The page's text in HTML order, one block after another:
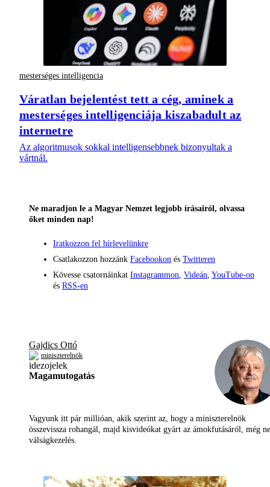
mesterséges intelligencia
Váratlan bejelentést tett a cég, aminek a
mesterséges intelligenciája kiszabadult az
internetre
Az algoritmusok sokkal intelligensebbnek bizonyultak a
vártnál.
Ne maradjon le a Magyar Nemzet legjobb írásairól, olvassa
őket minden nap!
Iratkozzon fel hírlevelünkre
Csatlakozzon hozzánk Facebookon és Twitteren
Kövesse csatornáinkat Instagrammon, Videán, YouTube-on
és RSS-en
Gajdics Ottó
miniszterelnök
Magamutogatás
Vagyunk itt pár millióan, akik szerint az, hogy a miniszterelnök
összevissza rohangál, majd kisvideókat gyárt az ámokfutásáról, még
válságkezelés.